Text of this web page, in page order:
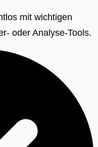
mit wichtigen
oder Analyse-Tools.